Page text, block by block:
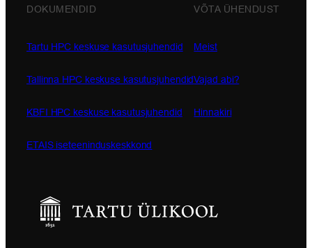
DOKUMENDID
Tartu HPC keskuse kasutusjuhendid
Tallinna HPC keskuse kasutusjuhendid
KBFI HPC keskuse kasutusjuhendid
ETAIS iseteeninduskeskkond
VÕTA ÜHENDUST
Meist
Vajad abi?
Hinnakiri